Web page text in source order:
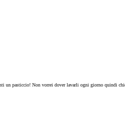
pasticcio! Non vorrei dover lavarli ogni giorno quindi